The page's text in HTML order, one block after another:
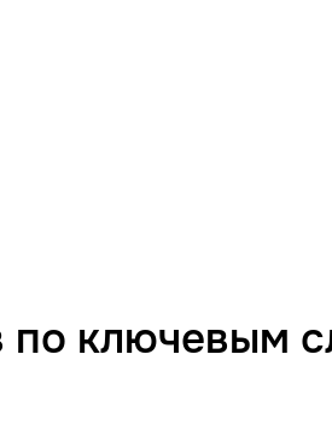
по ключевым